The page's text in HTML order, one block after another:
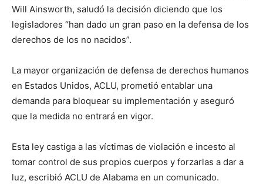
Will Ainsworth, saludó la decisión diciendo que los
legisladores “han dado un gran paso en la defensa de los
derechos de los no nacidos”.
La mayor organización de defensa de derechos humanos
en Estados Unidos, ACLU, prometió entablar una
demanda para bloquear su implementación y aseguró
que la medida no entrará en vigor.
Esta ley castiga a las víctimas de violación e incesto al
tomar control de sus propios cuerpos y forzarlas a dar a
luz, escribió ACLU de Alabama en un comunicado.